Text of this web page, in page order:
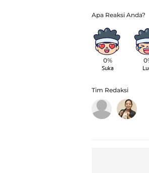
0%
Suka
Tim Redaksi